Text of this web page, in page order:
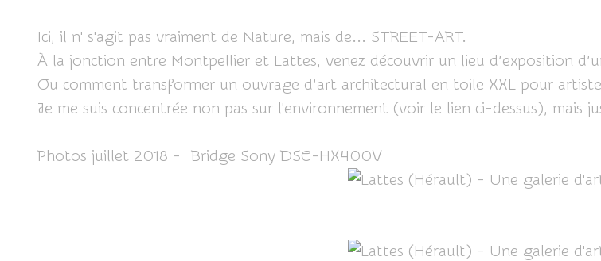
Ici, il n' s'agit pas vraiment de Nature, mais de... STREET-ART.
À la jonction entre Montpellier et Lattes, venez découvrir un lieu d’exposition
Ou comment transformer un ouvrage d’art architectural en toile XXL pour
Je me suis concentrée non pas sur l'environnement (voir le lien ci-dessus), mais
Photos juillet 2018 - Bridge Sony DSC-HX400V